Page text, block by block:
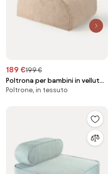
189 €199 €
Poltrona per bambini in velluto
a coste Cloud
Poltrone, in tessuto